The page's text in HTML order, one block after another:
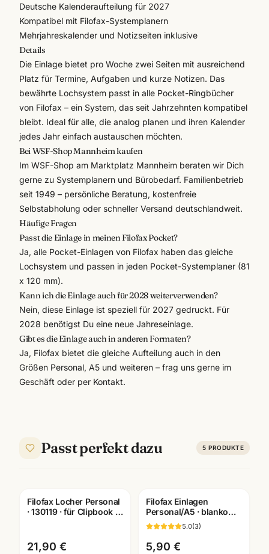
Deutsche Kalenderaufteilung für 2027
Kompatibel mit Filofax-Systemplanern
Mehrjahreskalender und Notizseiten inklusive
Details
Die Einlage bietet pro Woche zwei Seiten mit ausreichend
Platz für Termine, Aufgaben und kurze Notizen. Das
bewährte Lochsystem passt in alle Pocket-Ringbücher
von Filofax – ein System, das seit Jahrzehnten kompatibel
bleibt. Ideal für alle, die analog planen und ihren Kalender
jedes Jahr einfach austauschen möchten.
Bei WSF-Shop Mannheim kaufen
Im WSF-Shop am Marktplatz Mannheim beraten wir Dich
gerne zu Systemplanern und Bürobedarf. Familienbetrieb
seit 1949 – persönliche Beratung, kostenfreie
Selbstabholung oder schneller Versand deutschlandweit.
Häufige Fragen
Passt die Einlage in meinen Filofax Pocket?
Ja, alle Pocket-Einlagen von Filofax haben das gleiche
Lochsystem und passen in jeden Pocket-Systemplaner (81
x 120 mm).
Kann ich die Einlage auch für 2028 weiterverwenden?
Nein, diese Einlage ist speziell für 2027 gedruckt. Für
2028 benötigst Du eine neue Jahreseinlage.
Gibt es die Einlage auch in anderen Formaten?
Ja, Filofax bietet die gleiche Aufteilung auch in den
Größen Personal, A5 und weiteren – frag uns gerne im
Geschäft oder per Kontakt.
Passt perfekt dazu 5 PRODUKTE
Filofax Locher Personal
· 130119 · für Clipbook +
21,90 €
Filofax Einlagen
Personal/A5 · blanko
kariert liniert dotted ·
Systemplaner
Mannheim
5.0(3)
5,90 €